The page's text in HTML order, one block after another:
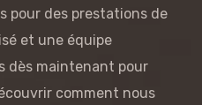
pour des prestations de
et une équipe
dès maintenant pour
comment nous